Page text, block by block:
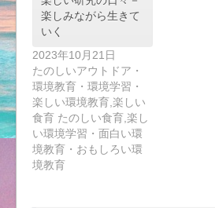
楽しみながら生きて
いく
2023年10月21日
たのしいアウトドア・
環境教育・環境学習・
楽しい環境教育,楽しい
食育 たのしい食育,楽し
い環境学習・面白い環
境教育・おもしろい環
境教育